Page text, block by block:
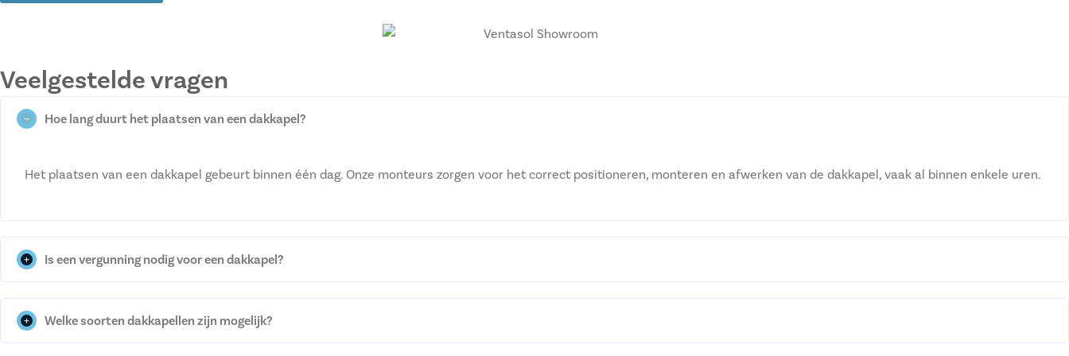
Veelgestelde vragen
Hoe lang duurt het plaatsen van een dakkapel?
Het plaatsen van een dakkapel gebeurt binnen één dag. Onze monteurs zorgen voor het correct positioneren, monteren en afwerken van de dakkapel, vaak al binnen enkele uren.
Is een vergunning nodig voor een dakkapel?
Welke soorten dakkapellen zijn mogelijk?